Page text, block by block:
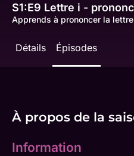
S1:E9 Lettre i -
Apprends à prononcer la
Détails Épisodes
À propos de la
Information